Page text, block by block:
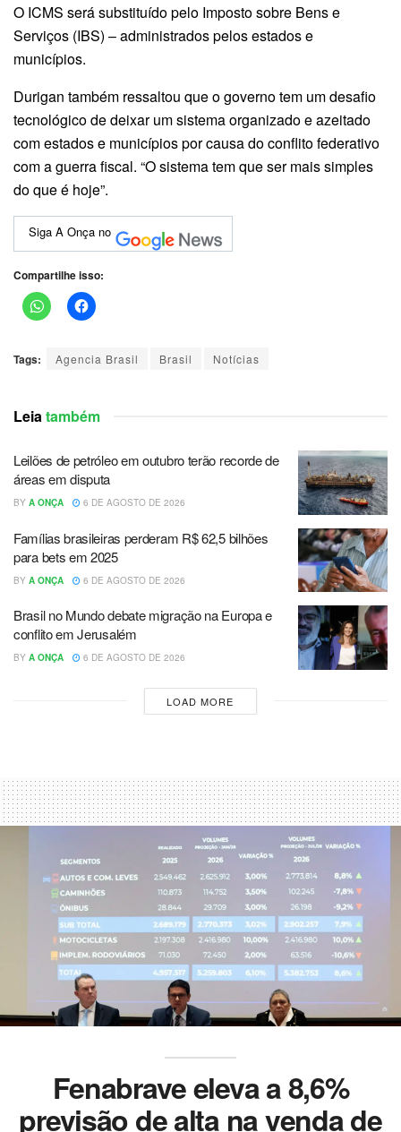
O ICMS será substituído pelo Imposto sobre Bens e
Serviços (IBS) – administrados pelos estados e
municípios.
Durigan também ressaltou que o governo tem um desafio
tecnológico de deixar um sistema organizado e azeitado
com estados e municípios por causa do conflito federativo
com a guerra fiscal. “O sistema tem que ser mais simples
do que é hoje”.
Siga A Onça no
Compartilhe isso:
Tags: Agencia Brasil Brasil Notícias
Leiatambém
Leilões de petróleo em outubro terão recorde de
áreas em disputa
BY A ONÇA 6 DE AGOSTO DE 2026
Famílias brasileiras perderam R$ 62,5 bilhões
para bets em 2025
BY A ONÇA 6 DE AGOSTO DE 2026
Brasil no Mundo debate migração na Europa e
conflito em Jerusalém
BY A ONÇA 6 DE AGOSTO DE 2026
LOAD MORE
Fenabrave eleva a 8,6%
previsão de alta na venda de